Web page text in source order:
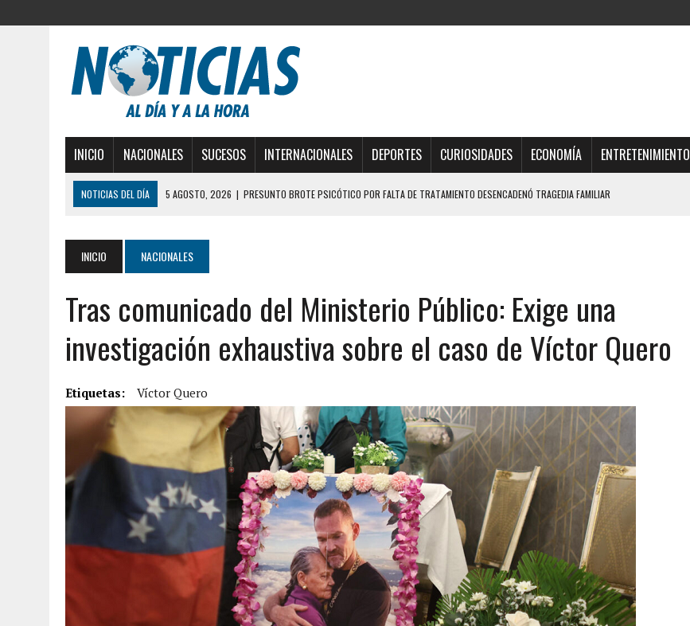
INICIO NACIONALES SUCESOS INTERNACIONALES DEPORTES CURIOSIDADES ECONOMÍA ENTRETENIMIENTO
NOTICIAS DEL DÍA 5 AGOSTO, 2026 | PRESUNTO BROTE PSICÓTICO POR FALTA DE TRATAMIENTO DESENCADENÓ TRAGEDIA FAMILIAR
EDIFICIO PETUNIA
YARACUY: INTENTÓ DESCONECTAR SU NEVERA MIENTRAS LA CASA SE INUNDABA
2 AGOSTO, 2026 | AYUDABA A PERSONAS EN SITUACIÓN DE CALLE Y MURIÓ A MANOS DE VARIOS DE ELLOS EN MATURÍN
2 AGOSTO, 2026 | COLAPSÓ TECHO DE UNA VIVIENDA EN EL CENTRO DE CARACAS CON MÁS DE 20 PERSONAS ADENTRO
6 AGOSTO, 2026 | MISTERIOSA MUERTE DE MODELO EN MONAGAS: HALLARON EL CUERPO DENTRO DE SU CASA
6 AGOSTO, 2026
BARINAS: ADOLESCENTE SE QUITÓ LA VIDA TRAS SER ACOSADA Y ABUSADA POR LA PAREJA DE SU ABUELA
6 AGOSTO, 2026
| CONMOCIÓN EN COLORADO POR ASESINATO DE UNA ADOLESCENTE VENEZOLANA EN REUNIÓN CON AMIGOS
INICIO NACIONALES
Tras comunicado del Ministerio Público: Exige una
investigación exhaustiva sobre el caso de Víctor Quero
Etiquetas: Víctor Quero